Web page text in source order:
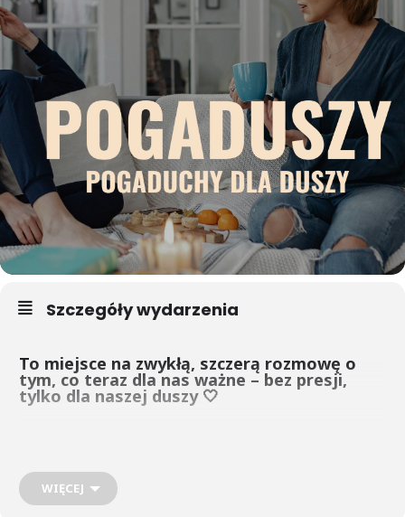
Szczegóły wydarzenia
To miejsce na zwykłą, szczerą rozmowę o
tym, co teraz dla nas ważne – bez presji,
tylko dla naszej duszy 🤍
wypowiedziane i usłyszane.
WIĘCEJ